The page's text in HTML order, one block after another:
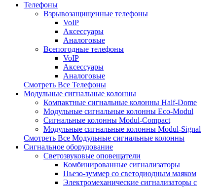
Телефоны
Взрывозащищенные телефоны
VoIP
Аксессуары
Аналоговые
Всепогодные телефоны
VoIP
Аксессуары
Аналоговые
Смотреть Все Телефоны
Модульные сигнальные колонны
Компактные сигнальные колонны Half-Dome
Модульные сигнальные колонны Eco-Modul
Сигнальные колонны Modul-Compact
Модульные сигнальные колонны Modul-Signal
Смотреть Все Модульные сигнальные колонны
Сигнальное оборудование
Светозвуковые оповещатели
Комбинированные сигнализаторы
Пьезо-зуммер со светодиодным маяком
Электромеханические сигнализаторы с